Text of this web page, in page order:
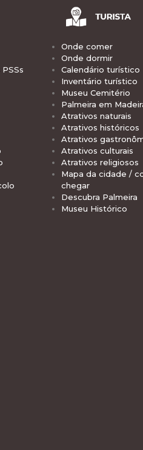
Onde comer
Onde dormir
Calendário turístico
Inventário turístico
Museu Cemitério
Palmeira em
Atrativos naturais
Atrativos históricos
Atrativos
Atrativos culturais
Atrativos religiosos
Mapa da cidade /
chegar
Descubra Palmeira
Museu Histórico